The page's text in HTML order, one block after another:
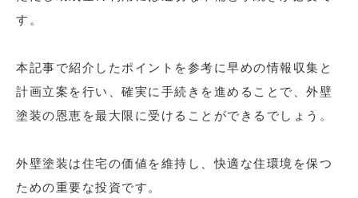
す。
本記事で紹介したポイントを参考に早めの情報収集と
計画立案を行い、確実に手続きを進めることで、外壁
塗装の恩恵を最大限に受けることができるでしょう。
外壁塗装は住宅の価値を維持し、快適な住環境を保つ
ための重要な投資です。